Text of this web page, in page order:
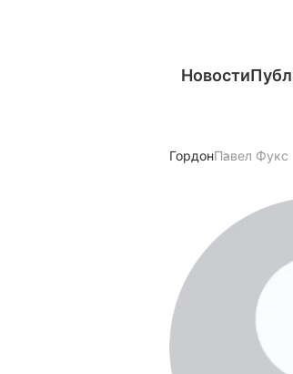
Новости
ГордонПавел Фукс